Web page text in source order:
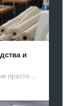
и
просто…